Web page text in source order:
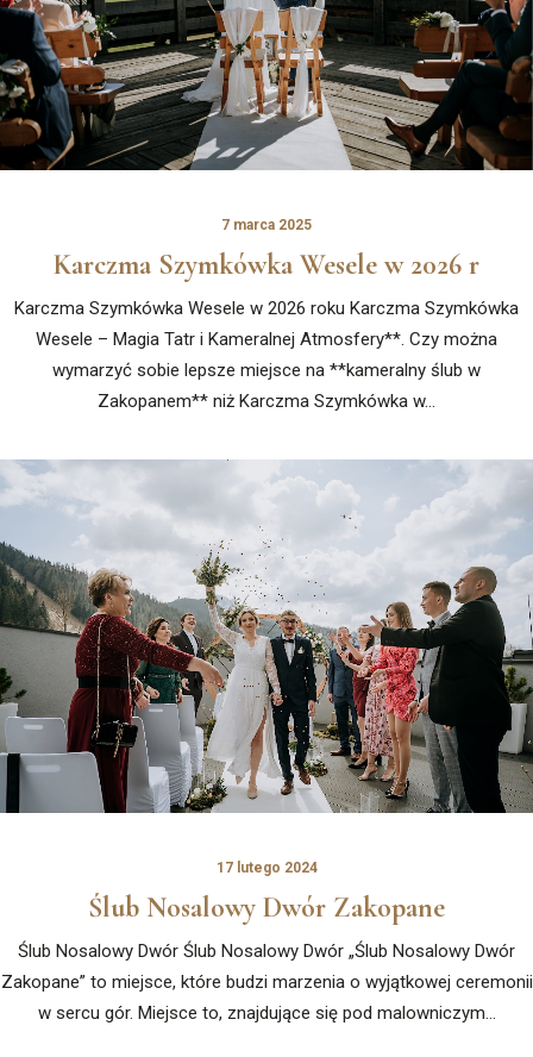
7 marca 2025
Karczma Szymkówka Wesele w 2026 r
Karczma Szymkówka Wesele w 2026 roku Karczma Szymkówka
Wesele – Magia Tatr i Kameralnej Atmosfery**. Czy można
wymarzyć sobie lepsze miejsce na **kameralny ślub w
Zakopanem** niż Karczma Szymkówka w…
17 lutego 2024
Ślub Nosalowy Dwór Zakopane
Ślub Nosalowy Dwór Ślub Nosalowy Dwór „Ślub Nosalowy Dwór
Zakopane” to miejsce, które budzi marzenia o wyjątkowej ceremonii
w sercu gór. Miejsce to, znajdujące się pod malowniczym…